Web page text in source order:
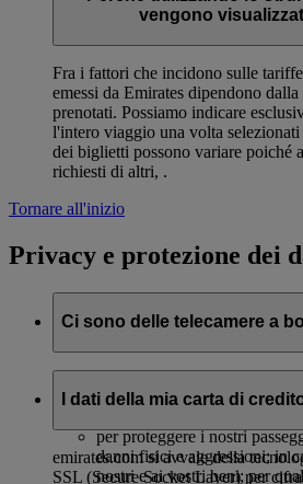
vengono
Fra i fattori che incidono sulle
emessi da Emirates dipendono
prenotati. Possiamo indicare
l'intero viaggio una volta
dei biglietti possono variare poiché
richiesti di altri, .
Tornare all'inizio
Privacy e protezione dei
Ci sono delle telecamere a
La maggior parte dei nostri aerei è
monitorare le cabine e non solo:
per proteggere i nostri
danni fisici e aggressioni; in
nostri e ai vostri beni; per
I dati della mia carta di
emirates.com si avvale della
SSL (Secure Socket Layer) per